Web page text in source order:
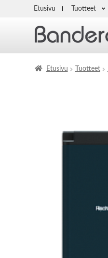
Etusivu Tuotteet
Etusivu Tuotteet